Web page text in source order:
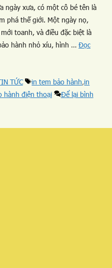
ngày xưa, có một cô bé tên là
phá thế giới. Một ngày nọ,
toanh, và điều đặc biệt là
hành nhỏ xíu, hình … Đọc
TỨC in tem bảo hành,in
hành điện thoại
Để lại bình